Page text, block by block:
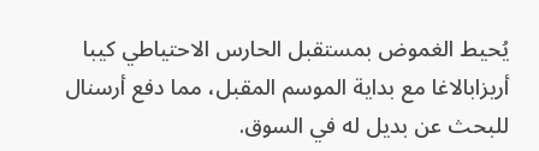
يُحيط الغموض بمستقبل الحارس الاحتياطي كيبا
أريزابالاغا مع بداية الموسم المقبل، مما دفع أرسنال
للبحث عن بديل له في السوق.